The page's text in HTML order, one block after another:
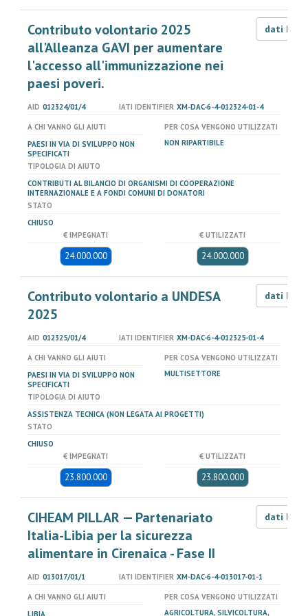
Contributo volontario 2025
all'Alleanza GAVI per aumentare
l'accesso all'immunizzazione nei
paesi poveri.
dati LOD
AID 012324/01/4 IATI IDENTIFIER XM-DAC-6-4-012324-01-4
A CHI VANNO GLI AIUTI
PAESI IN VIA DI SVILUPPO NON
SPECIFICATI
PER COSA VENGONO UTILIZZATI
NON RIPARTIBILE
TIPOLOGIA DI AIUTO
CONTRIBUTI AL BILANCIO DI ORGANISMI DI COOPERAZIONE
INTERNAZIONALE E A FONDI COMUNI DI DONATORI
STATO
CHIUSO
€ IMPEGNATI
24.000.000
€ UTILIZZATI
24.000.000
Contributo volontario a UNDESA
2025
dati LOD
AID 012325/01/4 IATI IDENTIFIER XM-DAC-6-4-012325-01-4
A CHI VANNO GLI AIUTI
PAESI IN VIA DI SVILUPPO NON
SPECIFICATI
PER COSA VENGONO UTILIZZATI
MULTISETTORE
TIPOLOGIA DI AIUTO
ASSISTENZA TECNICA (NON LEGATA AI PROGETTI)
STATO
CHIUSO
€ IMPEGNATI
23.800.000
€ UTILIZZATI
23.800.000
CIHEAM PILLAR — Partenariato
Italia-Libia per la sicurezza
alimentare in Cirenaica - Fase II
dati LOD
AID 013017/01/1 IATI IDENTIFIER XM-DAC-6-4-013017-01-1
A CHI VANNO GLI AIUTI
LIBIA
PER COSA VENGONO UTILIZZATI
AGRICOLTURA, SILVICOLTURA,